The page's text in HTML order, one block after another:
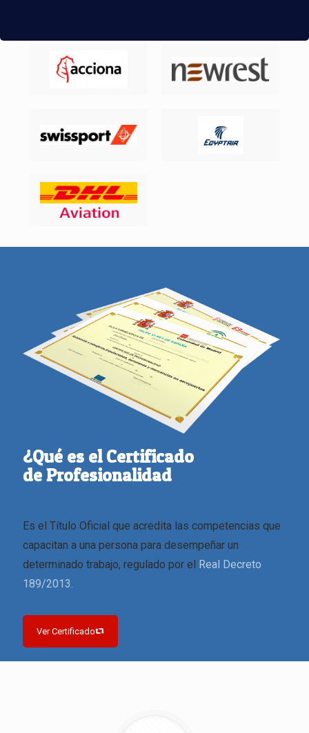
¿Qué es el Certificado
de Profesionalidad
Es el Título Oficial que acredita las competencias que
capacitan a una persona para desempeñar un
determinado trabajo, regulado por el
Real Decreto
189/2013.
Ver Certificado